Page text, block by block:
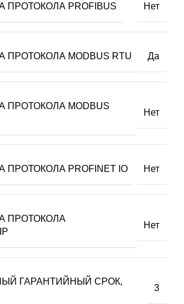
ПРОТОКОЛА PROFIBUS Нет
MODBUS RTU Да
ПРОТОКОЛА MODBUS
Нет
PROFINET IO Нет
ПРОТОКОЛА
Нет
ГАРАНТИЙНЫЙ СРОК,
3